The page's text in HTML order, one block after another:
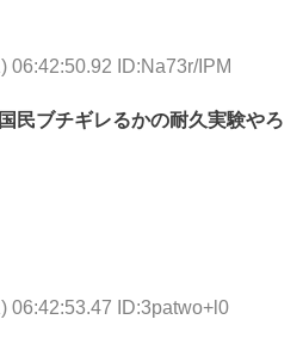
06:42:50.92 ID:Na73r/IPM
民ブチギレるかの耐久実験やろ
06:42:53.47 ID:3patwo+l0